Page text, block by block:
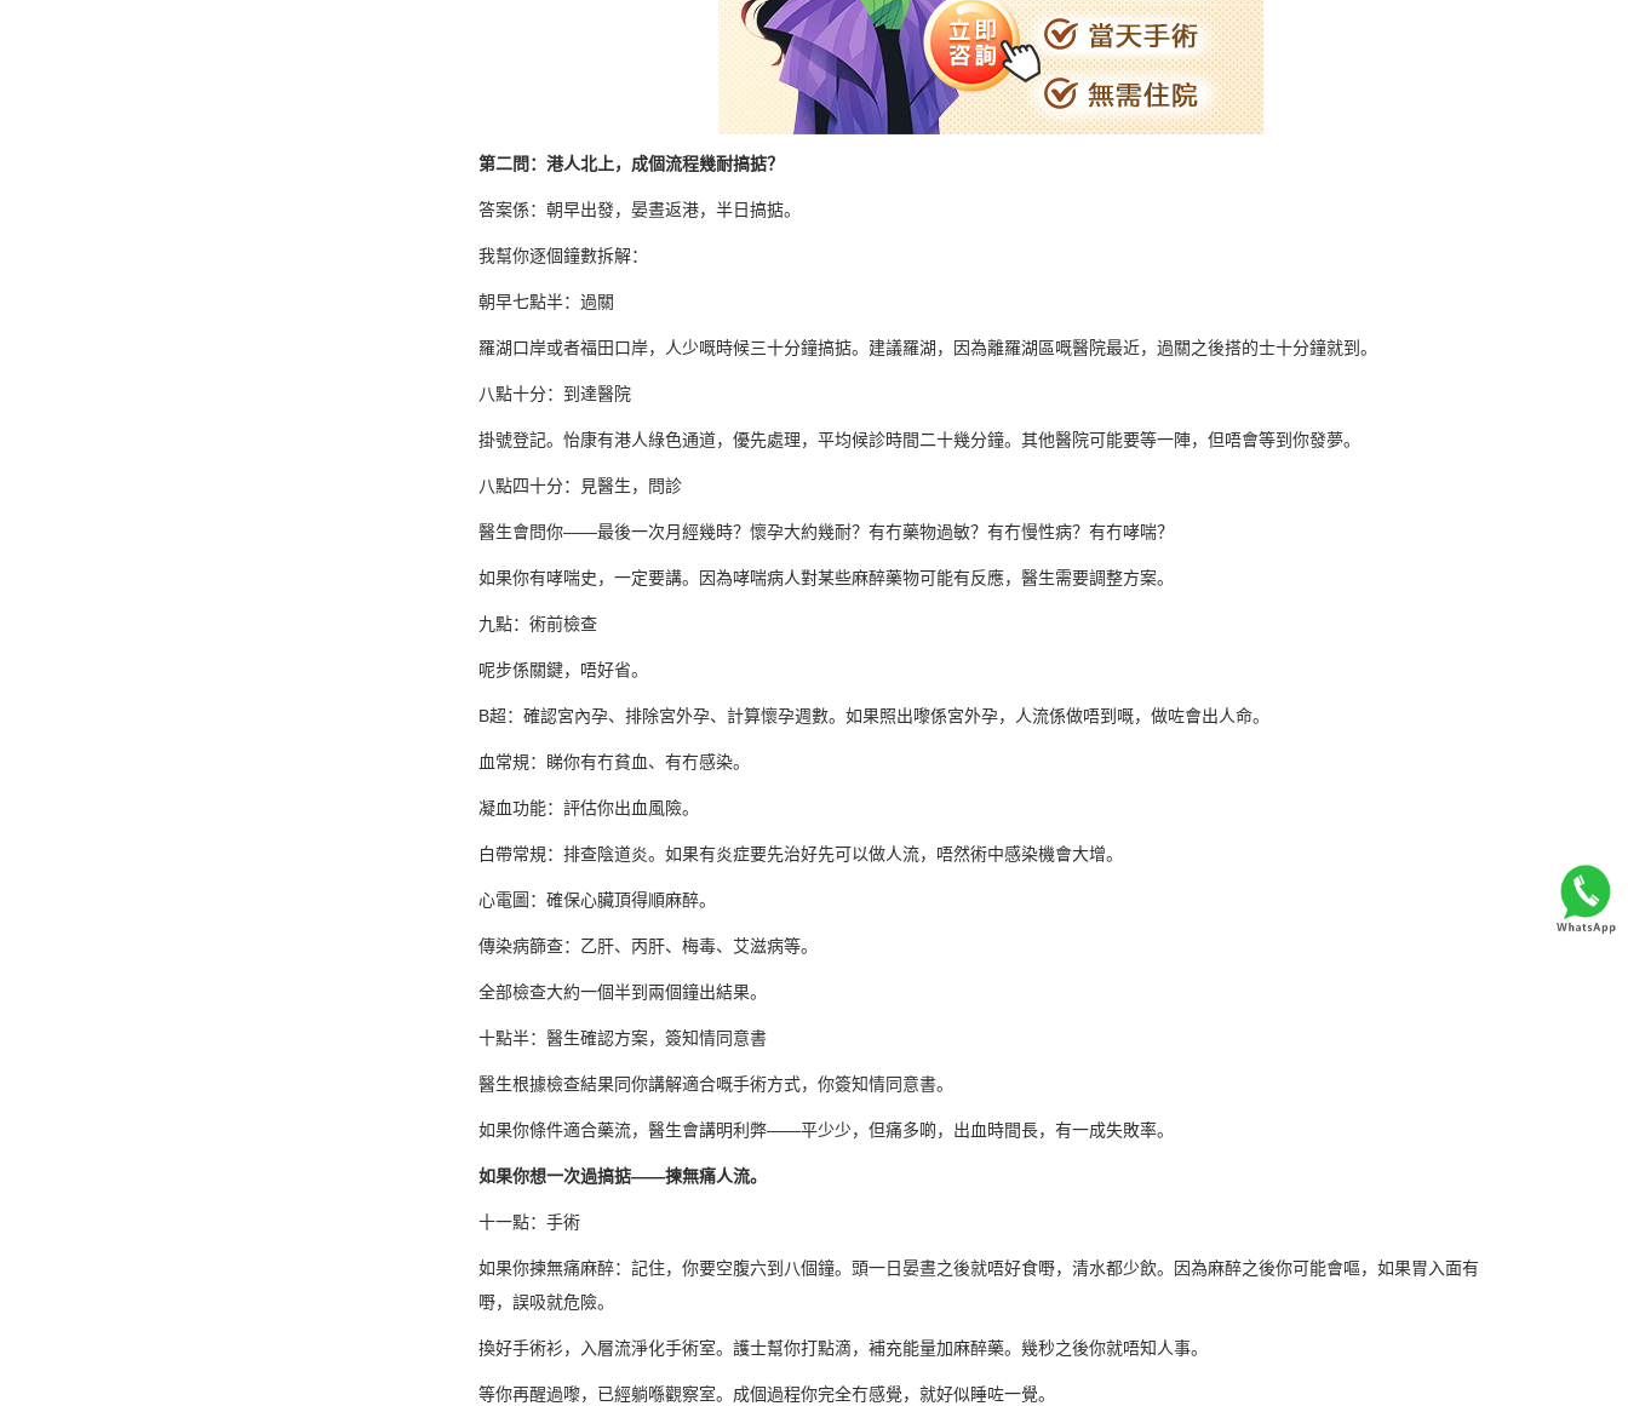
第二問：港人北上，成個流程幾耐搞掂？
答案係：朝早出發，晏晝返港，半日搞掂。
我幫你逐個鐘數拆解：
朝早七點半：過關
羅湖口岸或者福田口岸，人少嘅時候三十分鐘搞掂。建議羅湖，因為離羅湖區嘅醫院最近，過關之後搭的士十分鐘就到。
八點十分：到達醫院
掛號登記。怡康有港人綠色通道，優先處理，平均候診時間二十幾分鐘。其他醫院可能要等一陣，但唔會等到你發夢。
八點四十分：見醫生，問診
醫生會問你——最後一次月經幾時？懷孕大約幾耐？有冇藥物過敏？有冇慢性病？有冇哮喘？
如果你有哮喘史，一定要講。因為哮喘病人對某些麻醉藥物可能有反應，醫生需要調整方案。
九點：術前檢查
呢步係關鍵，唔好省。
B超：確認宮內孕、排除宮外孕、計算懷孕週數。如果照出嚟係宮外孕，人流係做唔到嘅，做咗會出人命。
血常規：睇你有冇貧血、有冇感染。
凝血功能：評估你出血風險。
白帶常規：排查陰道炎。如果有炎症要先治好先可以做人流，唔然術中感染機會大增。
心電圖：確保心臟頂得順麻醉。
傳染病篩查：乙肝、丙肝、梅毒、艾滋病等。
全部檢查大約一個半到兩個鐘出結果。
十點半：醫生確認方案，簽知情同意書
醫生根據檢查結果同你講解適合嘅手術方式，你簽知情同意書。
如果你條件適合藥流，醫生會講明利弊——平少少，但痛多啲，出血時間長，有一成失敗率。
如果你想一次過搞掂——揀無痛人流。
十一點：手術
如果你揀無痛麻醉：記住，你要空腹六到八個鐘。頭一日晏晝之後就唔好食嘢，清水都少飲。因為麻醉之後你可能會嘔，如果胃入面有
嘢，誤吸就危險。
換好手術衫，入層流淨化手術室。護士幫你打點滴，補充能量加麻醉藥。幾秒之後你就唔知人事。
等你再醒過嚟，已經躺喺觀察室。成個過程你完全冇感覺，就好似睡咗一覺。